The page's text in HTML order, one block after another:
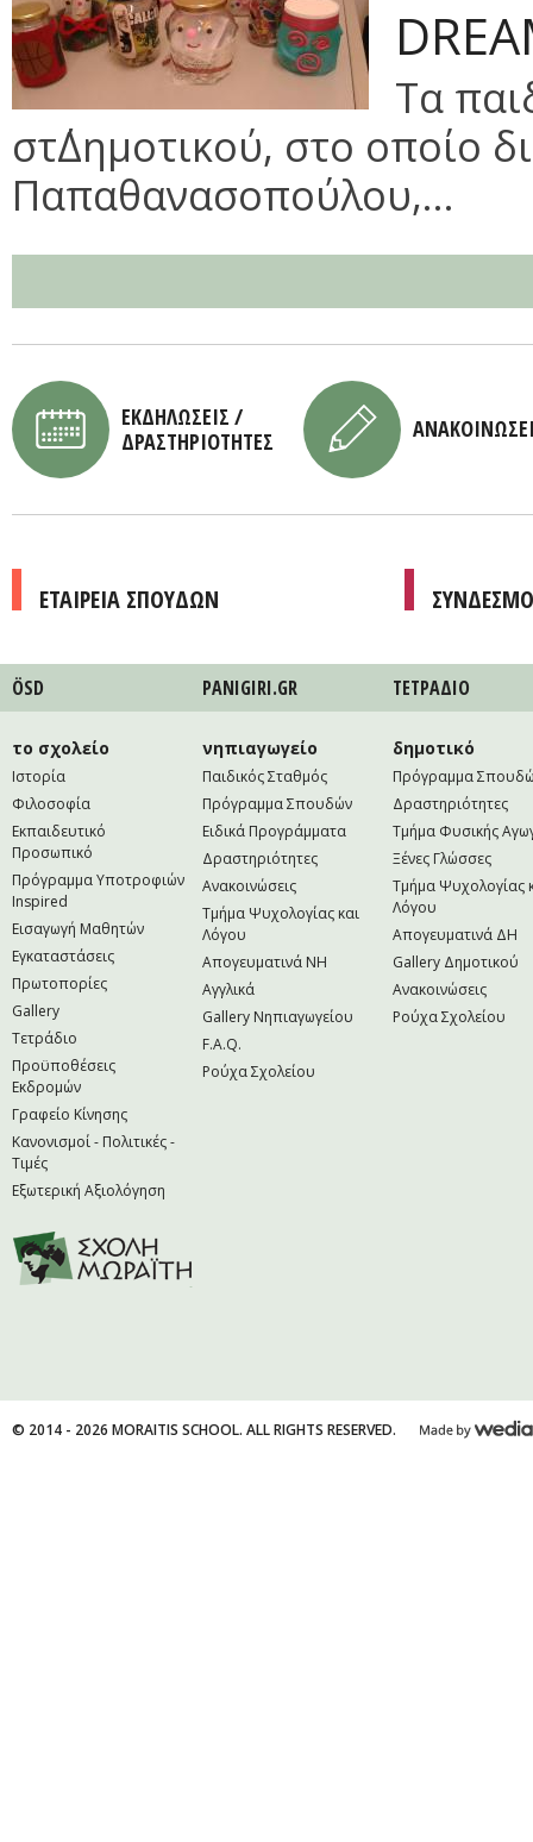
Τα
στ΄Δημοτικού, στο οποίο
Παπαθανασοπούλου,...
ΕΚΔΗΛΩΣΕΙΣ /
ΔΡΑΣΤΗΡΙΟΤΗΤΕΣ
ΕΤΑΙΡΕΙΑ ΣΠΟΥΔΩΝ
ÖSD PANIGIRI.GR ΤΕΤΡAΔΙΟ
το σχολείο
Ιστορία
Φιλοσοφία
Εκπαιδευτικό
Προσωπικό
Πρόγραμμα Υποτροφιών
Inspired
Εισαγωγή Μαθητών
Εγκαταστάσεις
Πρωτοπορίες
Gallery
Τετράδιο
Προϋποθέσεις
Εκδρομών
Γραφείο Κίνησης
Κανονισμοί - Πολιτικές -
Τιμές
Εξωτερική Αξιολόγηση
νηπιαγωγείο
Παιδικός Σταθμός
Πρόγραμμα Σπουδών
Ειδικά Προγράμματα
Δραστηριότητες
Ανακοινώσεις
Τμήμα Ψυχολογίας και
Λόγου
Απογευματινά NH
Αγγλικά
Gallery Νηπιαγωγείου
F.A.Q.
Ρούχα Σχολείου
δημοτικό
Πρόγραμμα
Δραστηριότητες
Τμήμα Φυσικής
Ξένες Γλώσσες
Τμήμα Ψυχολογίας
Λόγου
Απογευματινά ΔΗ
Gallery Δημοτικού
Ανακοινώσεις
Ρούχα Σχολείου
© 2014 - 2026 MORAITIS SCHOOL. ALL RIGHTS RESERVED.